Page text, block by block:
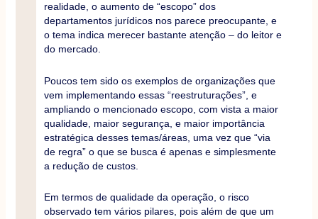
realidade, o aumento de “escopo” dos
departamentos jurídicos nos parece preocupante, e
o tema indica merecer bastante atenção – do leitor e
do mercado.
Poucos tem sido os exemplos de organizações que
vem implementando essas “reestruturações”, e
ampliando o mencionado escopo, com vista a maior
qualidade, maior segurança, e maior importância
estratégica desses temas/áreas, uma vez que “via
de regra” o que se busca é apenas e simplesmente
a redução de custos.
Em termos de qualidade da operação, o risco
observado tem vários pilares, pois além de que um